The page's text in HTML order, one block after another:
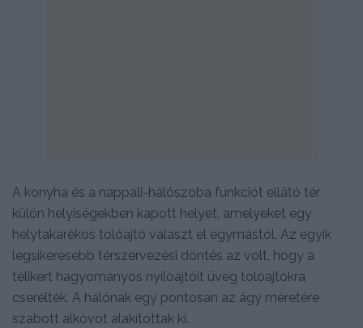
A konyha és a nappali-hálószoba funkciót ellátó tér
külön helyiségekben kapott helyet, amelyeket egy
helytakarékos tolóajtó választ el egymástól. Az egyik
legsikeresebb térszervezési döntés az volt, hogy a
télikert hagyományos nyílóajtóit üveg tolóajtókra
cserélték. A hálónak egy pontosan az ágy méretére
szabott alkóvot alakítottak ki.